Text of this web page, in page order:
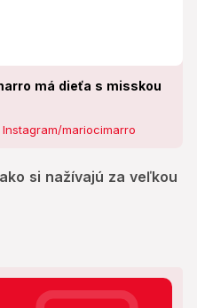
má dieťa s misskou
mariocimarro
si nažívajú za veľkou